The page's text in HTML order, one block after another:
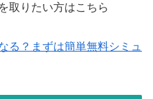
取りたい方はこちら
る？まずは簡単無料シミュ